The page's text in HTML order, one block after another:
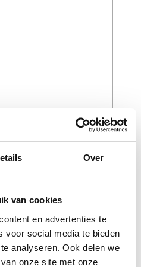
Over
van cookies
en advertenties te
voor social media te bieden
analyseren. Ook delen we
onze site met onze
ATS GORE-TEX-
in de nekzak kan
onder de mouwen en